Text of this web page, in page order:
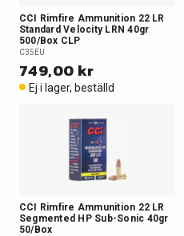
CCI Rimfire Ammunition 22 LR
Standard Velocity LRN 40gr
500/Box CLP
C35EU
749,00 kr
Ej i lager, beställd
CCI Rimfire Ammunition 22 LR
Segmented HP Sub-Sonic 40gr
50/Box